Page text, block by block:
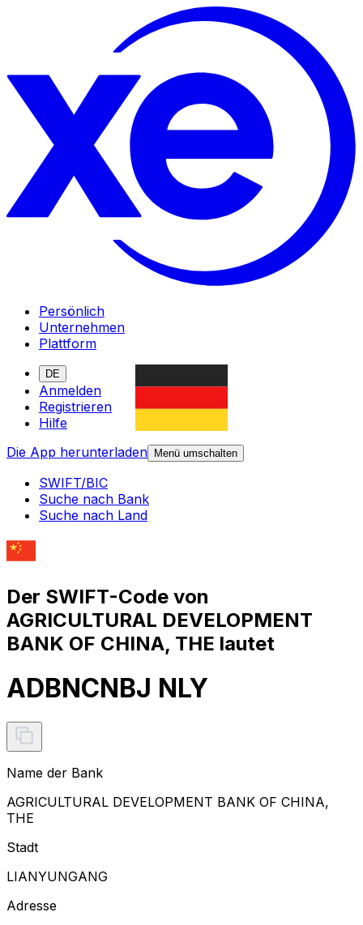
Persönlich
Unternehmen
Plattform
DE
Anmelden
Registrieren
Hilfe
Die App herunterladen
Menü umschalten
SWIFT/BIC
Suche nach Bank
Suche nach Land
Der SWIFT-Code von
AGRICULTURAL DEVELOPMENT
BANK OF CHINA, THE lautet
ADBNCNBJ NLY
Name der Bank
AGRICULTURAL DEVELOPMENT BANK OF CHINA,
THE
Stadt
LIANYUNGANG
Adresse